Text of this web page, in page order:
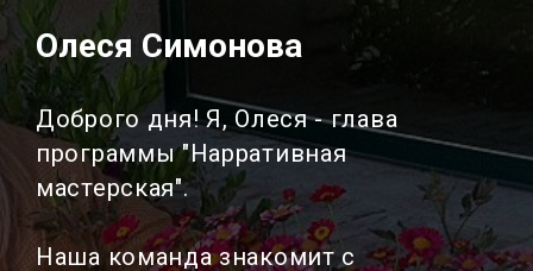
Олеся Симонова
Доброго дня! Я, Олеся - глава
программы "Нарративная
мастерская".
Наша команда знакомит с